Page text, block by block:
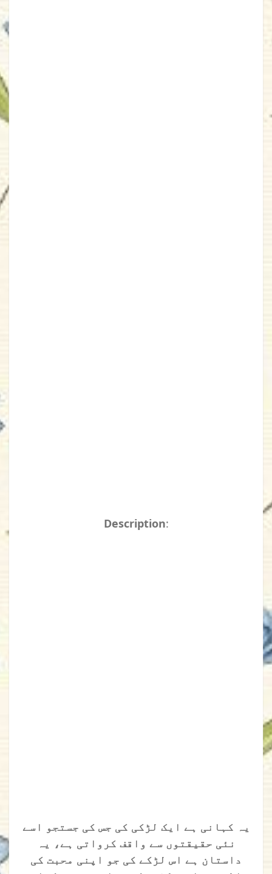
Description:
یہ کہانی ہے ایک لڑکی کی جس کی جستجو اسے
نئی حقیقتوں سے واقف کرواتی ہے، یہ
داستان ہے اس لڑکے کی جو اپنی محبت کی